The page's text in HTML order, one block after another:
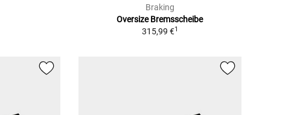
Braking
Oversize Bremsscheibe
315,99 €1